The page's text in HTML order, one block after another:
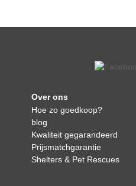
Over ons
Hoe zo goedkoop?
blog
Kwaliteit gegarandeerd
Prijsmatchgarantie
Shelters & Pet Rescues